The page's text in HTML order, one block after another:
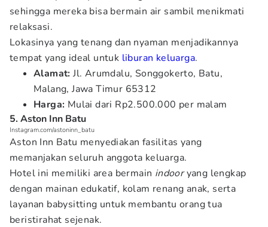
sehingga mereka bisa bermain air sambil menikmati
relaksasi.
Lokasinya yang tenang dan nyaman menjadikannya
tempat yang ideal untuk liburan keluarga.
Alamat: Jl. Arumdalu, Songgokerto, Batu,
Malang, Jawa Timur 65312
Harga: Mulai dari Rp2.500.000 per malam
5. Aston Inn Batu
Instagram.com/astoninn_batu
Aston Inn Batu menyediakan fasilitas yang
memanjakan seluruh anggota keluarga.
Hotel ini memiliki area bermain indooryang lengkap
dengan mainan edukatif, kolam renang anak, serta
layanan babysitting untuk membantu orang tua
beristirahat sejenak.